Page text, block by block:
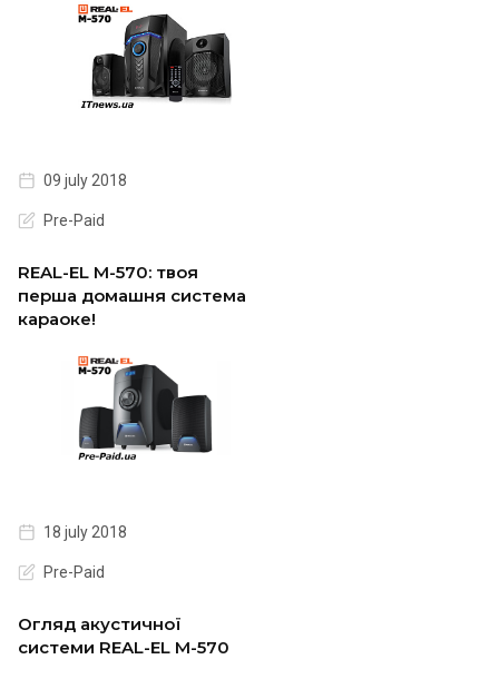
09 july 2018
Pre-Paid
REAL-EL M-570: твоя
перша домашня система
караоке!
18 july 2018
Pre-Paid
Огляд акустичної
системи REAL-EL M-570